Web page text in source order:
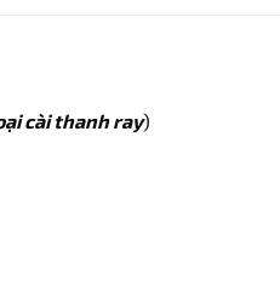
cài thanh ray)